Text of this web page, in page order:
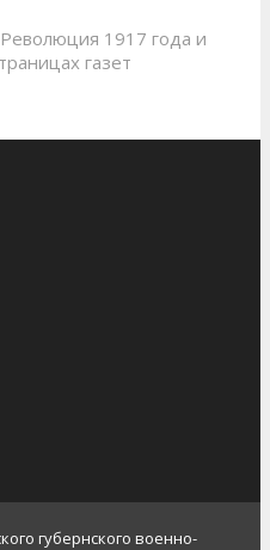
1917 года и
газет
губернского военно-